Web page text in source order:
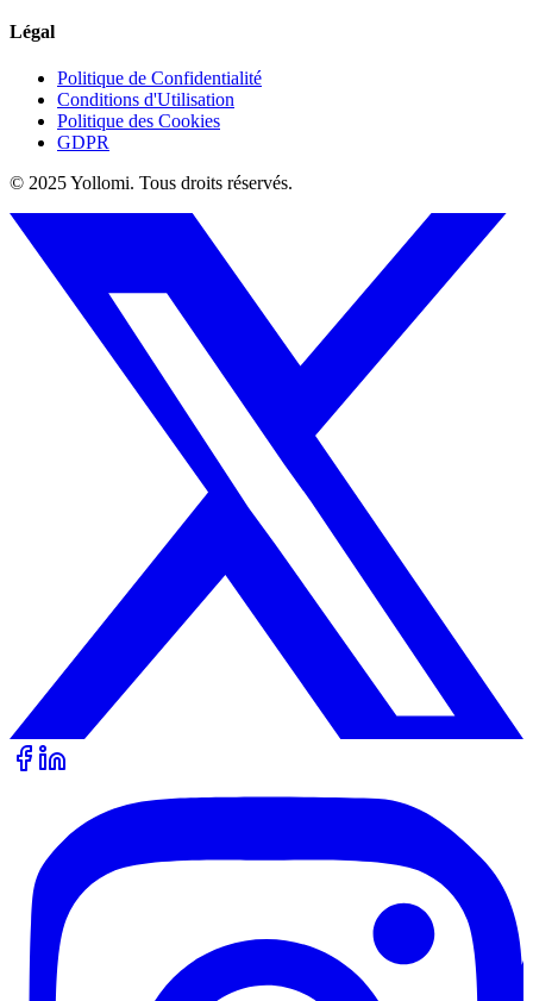
Légal
Politique de Confidentialité
Conditions d'Utilisation
Politique des Cookies
GDPR
© 2025 Yollomi. Tous droits réservés.